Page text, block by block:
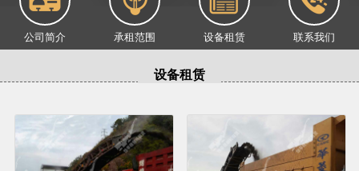
公司简介 承租范围 设备租赁 联系我们
设备租赁